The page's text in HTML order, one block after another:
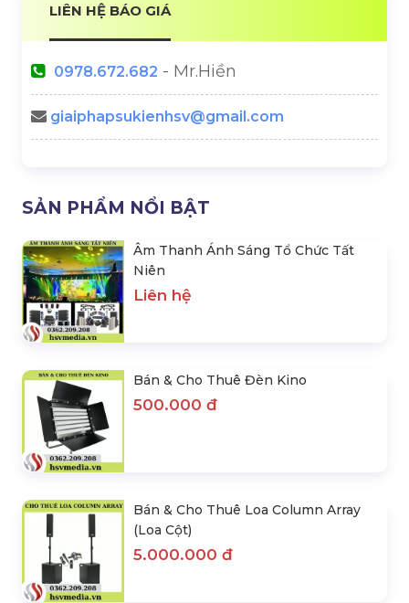
LIÊN HỆ BÁO GIÁ
0978.672.682 - Mr.Hiền
giaiphapsukienhsv@gmail.com
SẢN PHẨM NỔI BẬT
Âm Thanh Ánh Sáng Tổ Chức Tất
Niên
Liên hệ
Bán & Cho Thuê Đèn Kino
500.000 đ
Bán & Cho Thuê Loa Column Array
(Loa Cột)
5.000.000 đ